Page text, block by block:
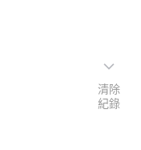
清除
紀錄